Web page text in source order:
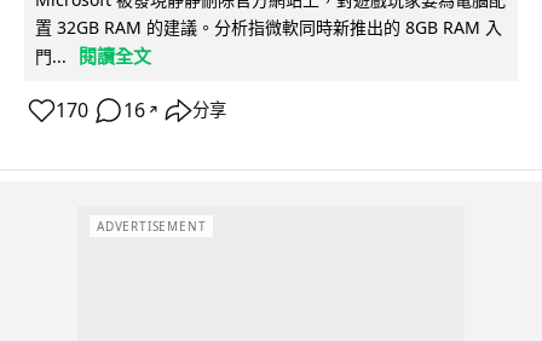
置 32GB RAM 的建議。分析指微軟同時新推出的 8GB RAM 入
門...
閱讀全文
170 16 ↗ 分享
ADVERTISEMENT